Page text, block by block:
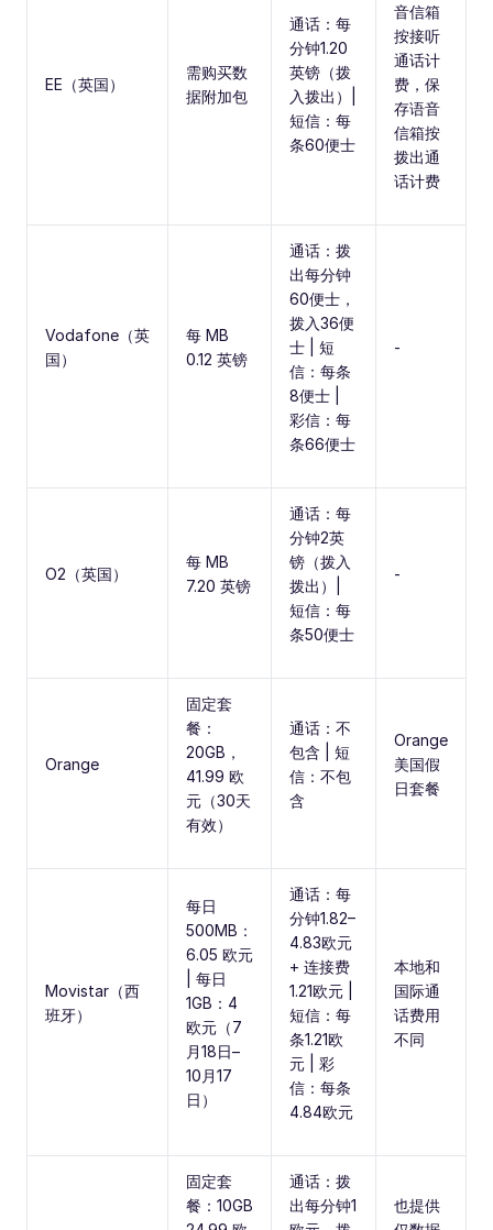
EE（英国）
需购买数
据附加包
通话：每
分钟1.20
英镑（拨
入拨出）|
短信：每
条60便士
音信箱
按接听
通话计
费，保
存语音
信箱按
拨出通
话计费
Vodafone（英
国）
每 MB
0.12 英镑
通话：拨
出每分钟
60便士，
拨入36便
士 | 短
信：每条
8便士 |
彩信：每
条66便士
-
O2（英国）
每 MB
7.20 英镑
通话：每
分钟2英
镑（拨入
拨出）|
短信：每
条50便士
-
Orange
固定套
餐：
20GB，
41.99 欧
元（30天
有效）
通话：不
包含 | 短
信：不包
含
Orange
美国假
日套餐
Movistar（西
班牙）
每日
500MB：
6.05 欧元
| 每日
1GB：4
欧元（7
月18日–
10月17
日）
通话：每
分钟1.82–
4.83欧元
+ 连接费
1.21欧元 |
短信：每
条1.21欧
元 | 彩
信：每条
4.84欧元
本地和
国际通
话费用
不同
固定套
餐：10GB
通话：拨
出每分钟1
也提供